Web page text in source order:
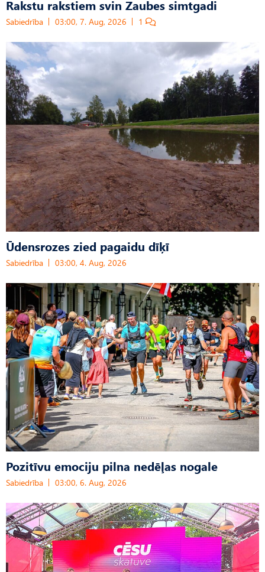
Rakstu rakstiem svin Zaubes simtgadi
Sabiedrība 03:00, 7. Aug, 2026 1
Ūdensrozes zied pagaidu dīķī
Sabiedrība 03:00, 4. Aug, 2026
Pozitīvu emociju pilna nedēļas nogale
Sabiedrība 03:00, 6. Aug, 2026